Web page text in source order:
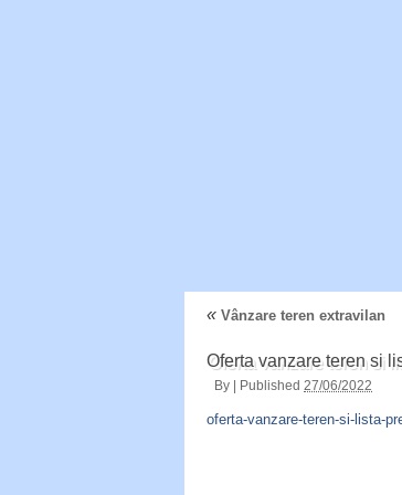
« Vânzare teren extravilan
Oferta vanzare teren si
By | Published 27/06/2022
oferta-vanzare-teren-si-lista-